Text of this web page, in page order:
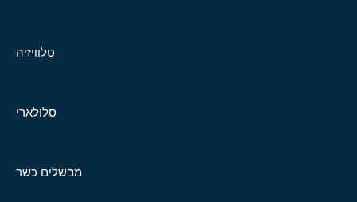
טלוויזיה
סלולארי
מבשלים כשר